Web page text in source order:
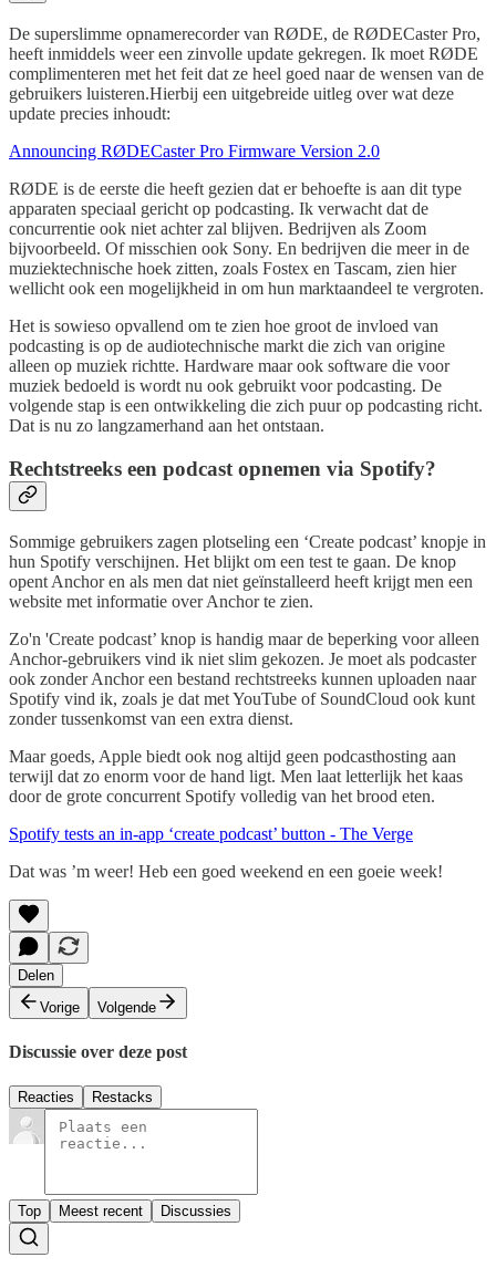
De superslimme opnamerecorder van RØDE, de RØDECaster Pro,
heeft inmiddels weer een zinvolle update gekregen. Ik moet RØDE
complimenteren met het feit dat ze heel goed naar de wensen van de
gebruikers luisteren.Hierbij een uitgebreide uitleg over wat deze
update precies inhoudt:
Announcing RØDECaster Pro Firmware Version 2.0
RØDE is de eerste die heeft gezien dat er behoefte is aan dit type
apparaten speciaal gericht op podcasting. Ik verwacht dat de
concurrentie ook niet achter zal blijven. Bedrijven als Zoom
bijvoorbeeld. Of misschien ook Sony. En bedrijven die meer in de
muziektechnische hoek zitten, zoals Fostex en Tascam, zien hier
wellicht ook een mogelijkheid in om hun marktaandeel te vergroten.
Het is sowieso opvallend om te zien hoe groot de invloed van
podcasting is op de audiotechnische markt die zich van origine
alleen op muziek richtte. Hardware maar ook software die voor
muziek bedoeld is wordt nu ook gebruikt voor podcasting. De
volgende stap is een ontwikkeling die zich puur op podcasting richt.
Dat is nu zo langzamerhand aan het ontstaan.
Rechtstreeks een podcast opnemen via Spotify?
Sommige gebruikers zagen plotseling een ‘Create podcast’ knopje in
hun Spotify verschijnen. Het blijkt om een test te gaan. De knop
opent Anchor en als men dat niet geïnstalleerd heeft krijgt men een
website met informatie over Anchor te zien.
Zo'n 'Create podcast’ knop is handig maar de beperking voor alleen
Anchor-gebruikers vind ik niet slim gekozen. Je moet als podcaster
ook zonder Anchor een bestand rechtstreeks kunnen uploaden naar
Spotify vind ik, zoals je dat met YouTube of SoundCloud ook kunt
zonder tussenkomst van een extra dienst.
Maar goeds, Apple biedt ook nog altijd geen podcasthosting aan
terwijl dat zo enorm voor de hand ligt. Men laat letterlijk het kaas
door de grote concurrent Spotify volledig van het brood eten.
Spotify tests an in-app ‘create podcast’ button - The Verge
Dat was ’m weer! Heb een goed weekend en een goeie week!
Delen
Vorige
Volgende
Discussie over deze post
Reacties Restacks
Top Meest recent Discussies